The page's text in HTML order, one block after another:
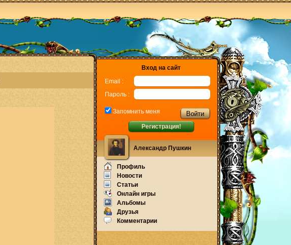
Вход на сайт
Email :
Пароль :
Запомнить меня
Регистрация!
Александр Пушкин
Профиль
Новости
Статьи
Онлайн игры
Альбомы
Друзья
Комментарии